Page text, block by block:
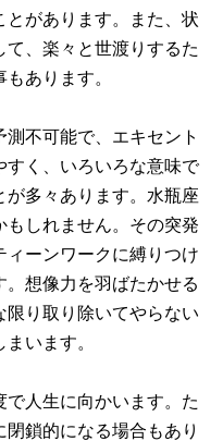
があります。また、状
、楽々と世渡りするた
あります。
不可能で、エキセント
すく、いろいろな意味で
多々あります。水瓶座
しれません。その突発
ィーンワークに縛りつけ
想像力を羽ばたかせる
り取り除いてやらない
います。
人生に向かいます。た
鎖的になる場合もあり